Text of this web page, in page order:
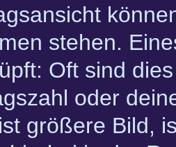
stehen.
Oft sind
oder
größere Bild,